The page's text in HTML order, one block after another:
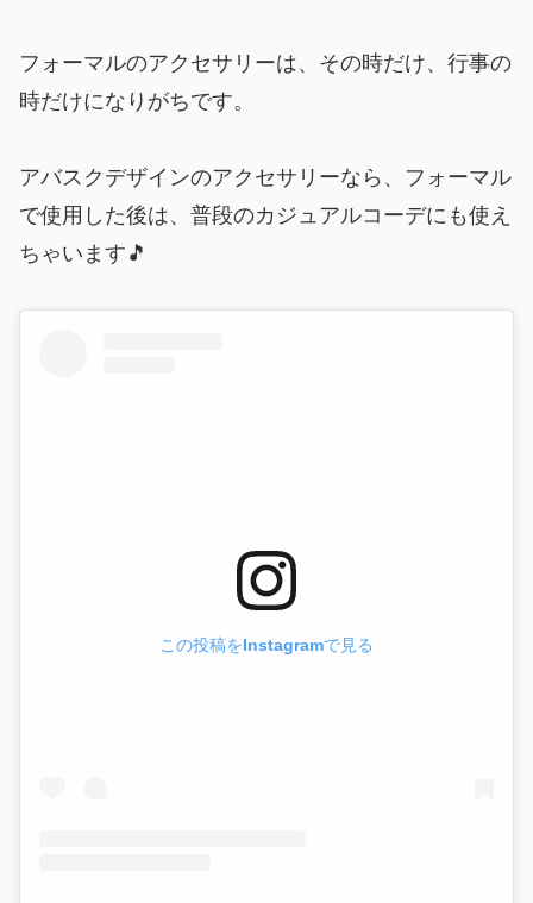
フォーマルのアクセサリーは、その時だけ、行事の
時だけになりがちです。
アバスクデザインのアクセサリーなら、フォーマル
で使用した後は、普段のカジュアルコーデにも使え
ちゃいます🎵
この投稿をInstagramで見る